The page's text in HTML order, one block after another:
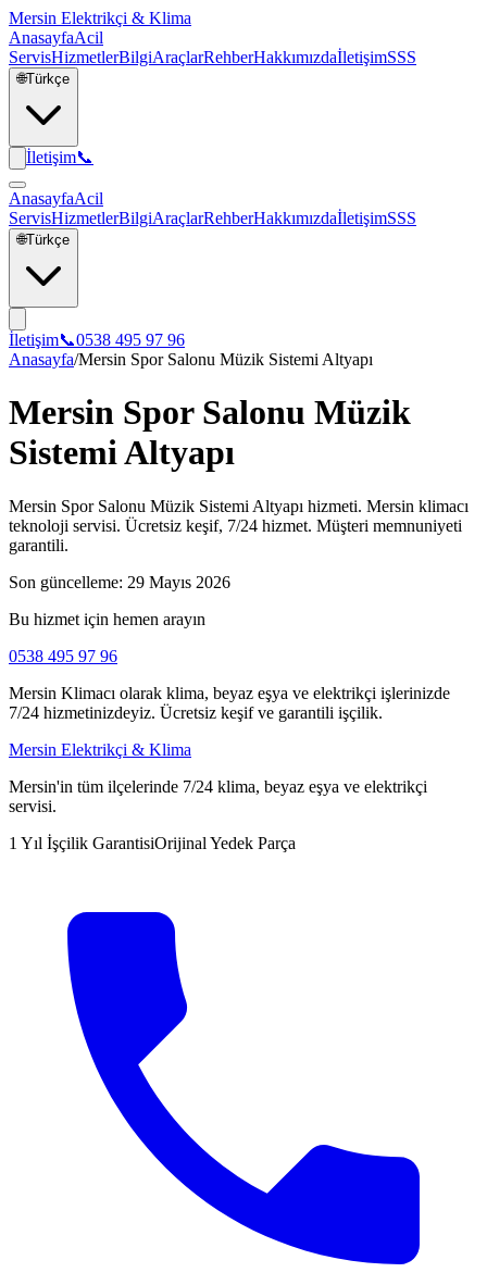
Mersin Elektrikçi & Klima
AnasayfaAcil
ServisHizmetlerBilgiAraçlarRehberHakkımızdaİletişimSSS
🌐Türkçe
İletişim📞
AnasayfaAcil
ServisHizmetlerBilgiAraçlarRehberHakkımızdaİletişimSSS
🌐Türkçe
İletişim📞0538 495 97 96
Anasayfa/Mersin Spor Salonu Müzik Sistemi Altyapı
Mersin Spor Salonu Müzik
Sistemi Altyapı
Mersin Spor Salonu Müzik Sistemi Altyapı hizmeti. Mersin klimacı
teknoloji servisi. Ücretsiz keşif, 7/24 hizmet. Müşteri memnuniyeti
garantili.
Son güncelleme: 29 Mayıs 2026
Bu hizmet için hemen arayın
0538 495 97 96
Mersin Klimacı olarak klima, beyaz eşya ve elektrikçi işlerinizde
7/24 hizmetinizdeyiz. Ücretsiz keşif ve garantili işçilik.
Mersin Elektrikçi & Klima
Mersin'in tüm ilçelerinde 7/24 klima, beyaz eşya ve elektrikçi
servisi.
1 Yıl İşçilik GarantisiOrijinal Yedek Parça